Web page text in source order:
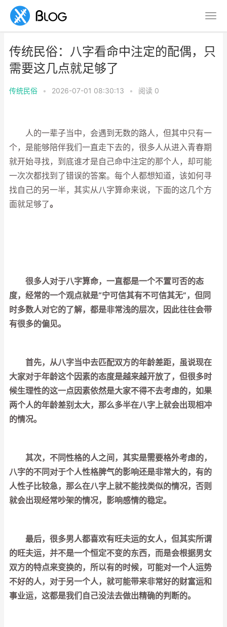
传统民俗：八字看命中注定的配偶，只
需要这几点就足够了
传统民俗 • 2026-07-01 08:30:13 • 阅读 0
人的一辈子当中，会遇到无数的路人，但其中只有一
个，是能够陪伴我们一直走下去的，很多人从进入青春期
就开始寻找，到底谁才是自己命中注定的那个人，却可能
一次次都找到了错误的答案。每个人都想知道，该如何寻
找自己的另一半，其实从八字算命来说，下面的这几个方
面就足够了。
很多人对于八字算命，一直都是一个不置可否的态
度，经常的一个观点就是“宁可信其有不可信其无”，但同
时多数人对它的了解，都是非常浅的层次，因此往往会带
有很多的偏见。
首先，从八字当中去匹配双方的年龄差距，虽说现在
大家对于年龄这个因素的态度是越来越开放了，但很多时
候生理性的这一点因素依然是大家不得不去考虑的，如果
两个人的年龄差别太大，那么多半在八字上就会出现相冲
的情况。
其次，不同性格的人之间，其实是需要格外考虑的，
八字的不同对于个人性格脾气的影响还是非常大的，有的
人性子比较急，那么在八字上就不能找类似的情况，否则
就会出现经常吵架的情况，影响感情的稳定。
最后，很多男人都喜欢有旺夫运的女人，但其实所谓
的旺夫运，并不是一个恒定不变的东西，而是会根据男女
双方的特点来变换的，所以有的时候，可能对一个人运势
不好的人，对于另一个人，就可能带来非常好的财富运和
事业运，这都是我们自己没法去做出精确的判断的。